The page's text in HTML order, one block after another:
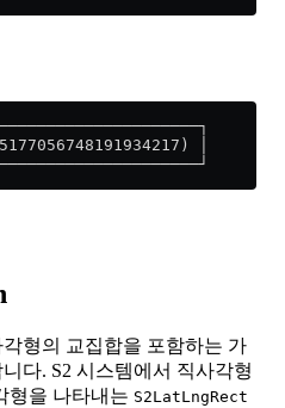
│
형의 교집합을 포함하는 가
다. S2 시스템에서 직사각형
형을 나타내는 S2LatLngRect